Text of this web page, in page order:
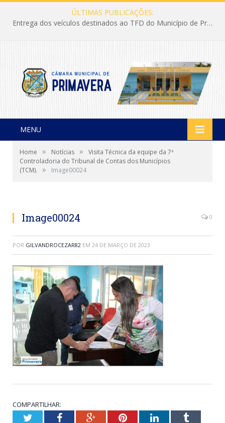
ÚLTIMAS PUBLICAÇÕES:
Entrega dos veículos destinados ao TFD do Município de Primavera
MENU
Home » Notícias »
Visita Técnica da equipe da 7ª
Controladoria do Tribunal de Contas dos Municípios
(TCM).
» Image00024
Image00024 0
POR GILVANDROCEZAR82 EM 24 DE MARÇO DE 2023
COMPARTILHAR:
TwitterFacebookGoogle+PinterestLinkedInTumblr